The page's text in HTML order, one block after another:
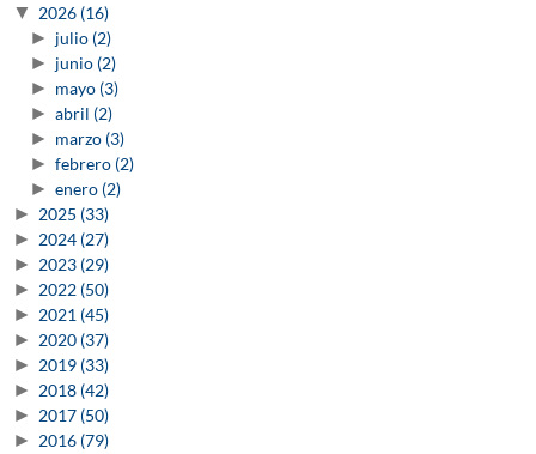
▼ 2026 (16)
► julio (2)
► junio (2)
► mayo (3)
► abril (2)
► marzo (3)
► febrero (2)
► enero (2)
► 2025 (33)
► 2024 (27)
► 2023 (29)
► 2022 (50)
► 2021 (45)
► 2020 (37)
► 2019 (33)
► 2018 (42)
► 2017 (50)
► 2016 (79)